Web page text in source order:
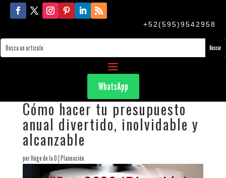
+52(595)9542958
WhatsApp
Cómo hacer tu presupuesto
anual divertido, inolvidable y
alcanzable
porHugo de la O |Planeación